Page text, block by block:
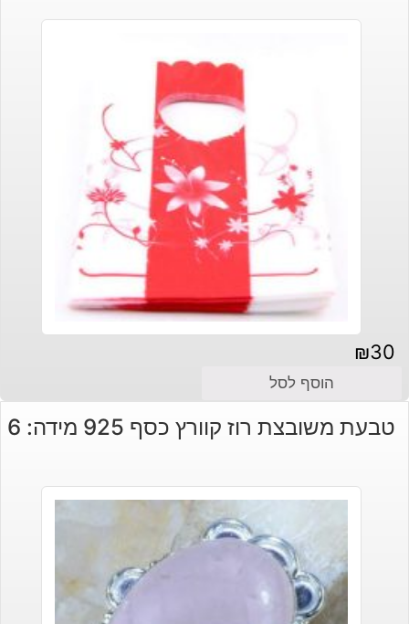
₪30
הוסף לסל
טבעת משובצת רוז קוורץ כסף 925 מידה: 6